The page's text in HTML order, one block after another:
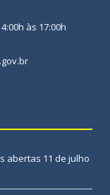
às 17:00h
abertas 11 de julho